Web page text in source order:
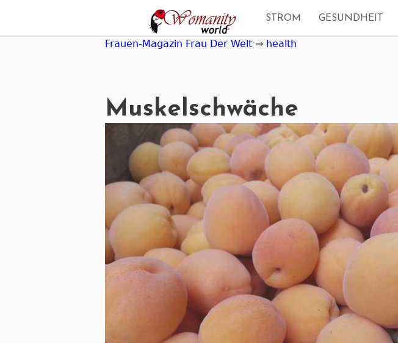
navigation
STROM GESUNDHEIT
Frauen-Magazin Frau Der Welt ⇒ health
Muskelschwäche